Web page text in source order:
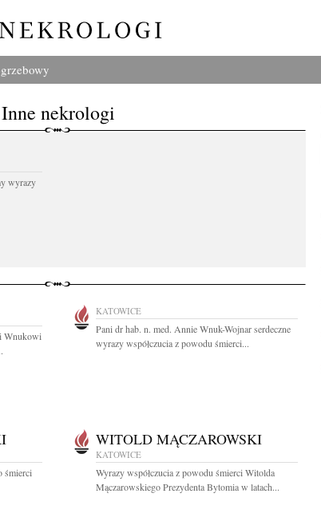
Inne nekrologi
wyrazy
Wnukowi
KATOWICE
Pani dr hab. n. med. Annie Wnuk-Wojnar serdeczne
wyrazy współczucia z powodu śmierci...
śmierci
WITOLD MĄCZAROWSKI
KATOWICE
Wyrazy współczucia z powodu śmierci Witolda
Mączarowskiego Prezydenta Bytomia w latach...